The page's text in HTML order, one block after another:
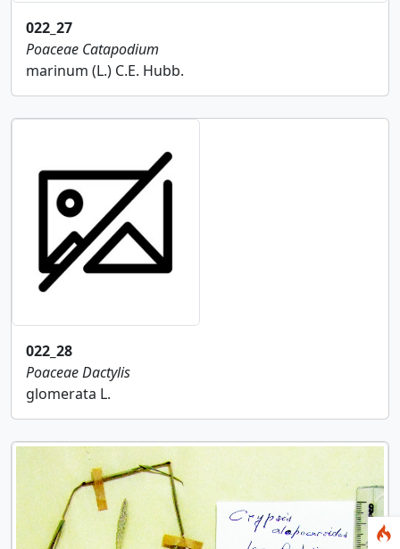
022_27
Poaceae Catapodium
marinum (L.) C.E. Hubb.
022_28
PoaceaeDactylis
glomerata L.